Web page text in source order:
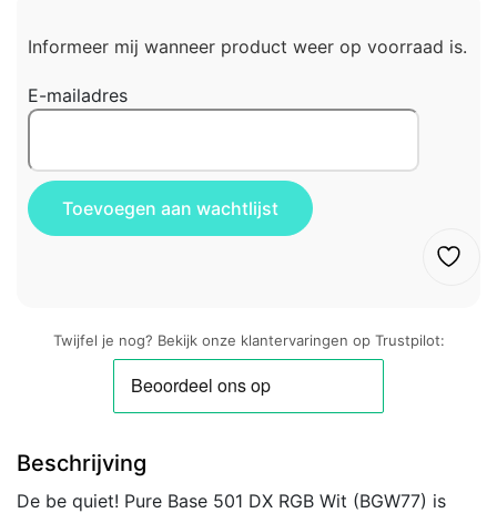
Informeer mij wanneer product weer op voorraad is.
E-mailadres
Twijfel je nog? Bekijk onze klantervaringen op Trustpilot:
Beschrijving
De be quiet! Pure Base 501 DX RGB Wit (BGW77) is